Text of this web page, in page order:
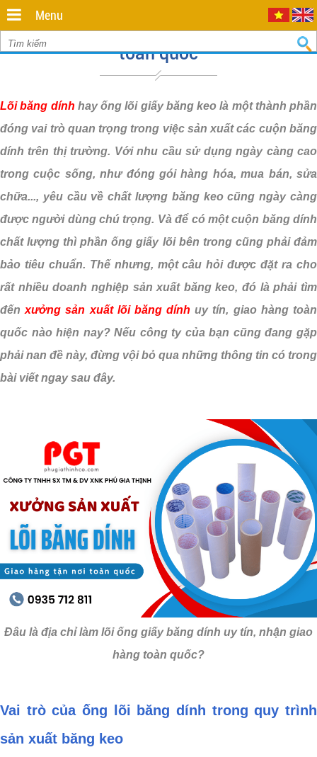
Menu
Xưởng sản xuất lõi băng dính, giao hàng
toàn quốc
Lõi băng dính hay ống lõi giấy băng keo là một thành phần
đóng vai trò quan trọng trong việc sản xuất các cuộn băng
dính trên thị trường. Với nhu cầu sử dụng ngày càng cao
trong cuộc sống, như đóng gói hàng hóa, mua bán, sửa
chữa..., yêu cầu về chất lượng băng keo cũng ngày càng
được người dùng chú trọng. Và để có một cuộn băng dính
chất lượng thì phần ống giấy lõi bên trong cũng phải đảm
bảo tiêu chuẩn. Thế nhưng, một câu hỏi được đặt ra cho
rất nhiều doanh nghiệp sản xuất băng keo, đó là phải tìm
đếnxưởng sản xuất lõi băng dính uy tín, giao hàng toàn
quốc nào hiện nay? Nếu công ty của bạn cũng đang gặp
phải nan đề này, đừng vội bỏ qua những thông tin có trong
bài viết ngay sau đây.
Đâu là địa chỉ làm lõi ống giấy băng dính uy tín, nhận giao
hàng toàn quốc?
Vai trò của ống lõi băng dính trong quy trình
sản xuất băng keo
70000
VN.
0935
712